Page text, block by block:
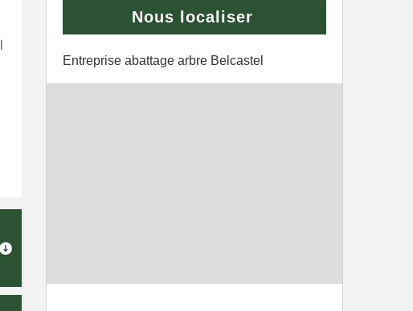
Nous localiser
Entreprise abattage arbre Belcastel